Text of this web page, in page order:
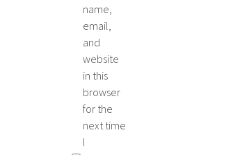
name,
email,
and
website
in this
browser
for the
next time
I